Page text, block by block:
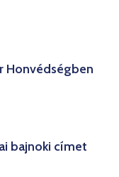
Honvédségben
bajnoki címet